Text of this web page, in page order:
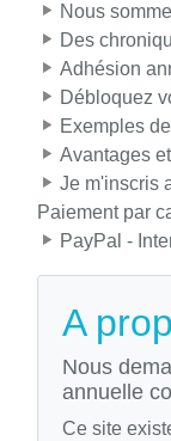
Nous
Des
Adhésion
Débloquez
Exemples
Avantages
Je m'inscris
Paiement par
PayPal -
A
Nous
annuelle
Ce site